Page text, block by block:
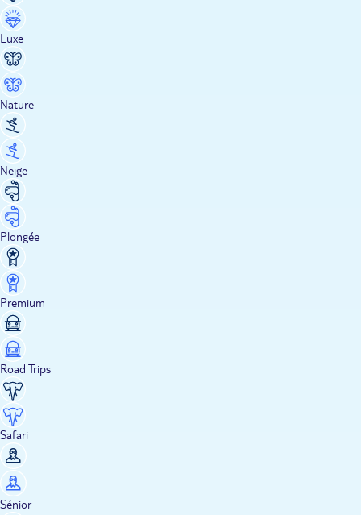
Luxe
Nature
Neige
Plongée
Premium
Road Trips
Safari
Sénior